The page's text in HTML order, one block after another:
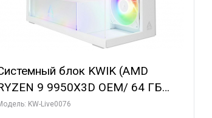
блок KWIK (AMD
9 9950X3D OEM/ 64 ГБ
Gigabyte RTX5080
KW-Live0076